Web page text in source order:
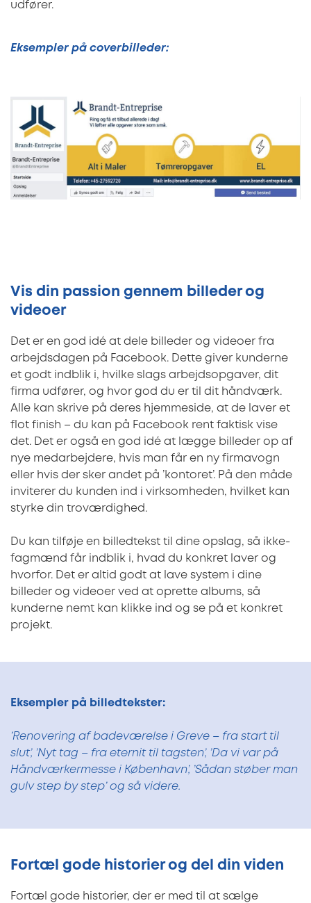
udfører.
Eksempler på coverbilleder:
Vis din passion gennem billeder og
videoer
Det er en god idé at dele billeder og videoer fra
arbejdsdagen på Facebook. Dette giver kunderne
et godt indblik i, hvilke slags arbejdsopgaver, dit
firma udfører, og hvor god du er til dit håndværk.
Alle kan skrive på deres hjemmeside, at de laver et
flot finish – du kan på Facebook rent faktisk vise
det. Det er også en god idé at lægge billeder op af
nye medarbejdere, hvis man får en ny firmavogn
eller hvis der sker andet på ’kontoret’. På den måde
inviterer du kunden ind i virksomheden, hvilket kan
styrke din troværdighed.
Du kan tilføje en billedtekst til dine opslag, så ikke-
fagmænd får indblik i, hvad du konkret laver og
hvorfor. Det er altid godt at lave system i dine
billeder og videoer ved at oprette albums, så
kunderne nemt kan klikke ind og se på et konkret
projekt.
Eksempler på billedtekster:
’Renovering af badeværelse i Greve – fra start til
slut’, ’Nyt tag – fra eternit til tagsten’, ’Da vi var på
Håndværkermesse i København’, ’Sådan støber man
gulv step by step’ og så videre.
Fortæl gode historier og del din viden
Fortæl gode historier, der er med til at sælge